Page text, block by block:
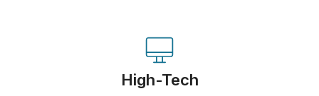
High-Tech